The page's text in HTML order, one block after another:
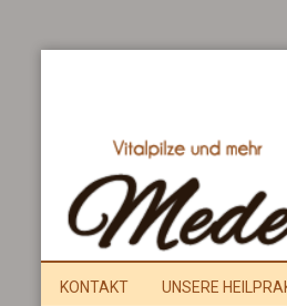
KONTAKT UNSERE